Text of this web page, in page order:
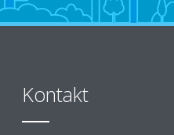
Kontakt